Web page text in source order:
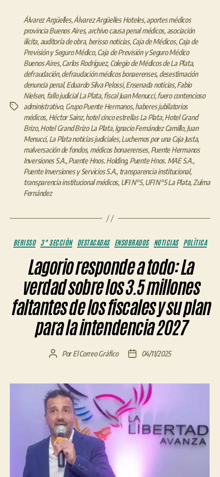
Etiquetas
Álvarez Argüelles,Álvarez Argüelles Hoteles,aportes médicos
provincia Buenos Aires, archivo causa penal médicos, asociación
ilícita, auditoría de obra, berisso noticias,Caja de Médicos,Caja de
Previsión y Seguro Médico,Caja de Previsión y Seguro Médico
Buenos Aires,Carlos Rodríguez, Colegio de Médicos de La Plata,
defraudación,defraudación médicos bonaerenses, desestimación
denuncia penal,Eduardo Silva Pelossi,Ensenada noticias,Fabio
Nielsen, fallo judicial La Plata,fiscal Juan Menucci,fuero contencioso
administrativo, Grupo Puente Hermanos,haberes jubilatorios
médicos, Héctor Sainz,hotel cinco estrellas La Plata,Hotel Grand
Brizo,Hotel Grand Brizo La Plata,Ignacio Fernández Camillo,Juan
Menucci, La Plata noticias judiciales,Luchemos por una Caja Justa,
malversación de fondos, médicos bonaerenses, Puente Hermanos
Inversiones S.A.,Puente Hnos. Holding, Puente Hnos. MAE S.A.,
Puente Inversiones y Servicios S.A., transparencia institucional,
transparencia institucional médicos, UFI N°5,UFI N°5 La Plata, Zulma
Fernández
Categorías
BERISSO 3° SECCIÓN DESTACADAS ENSOBRADOS NOTICIAS POLÍTICA
Lagorio responde a todo: La
verdad sobre los 3.5 millones
faltantes de los fiscales y su plan
para la intendencia 2027
Autor
entrada
PorEl Correo Gráfico
Fecha
entrada
04/11/2025